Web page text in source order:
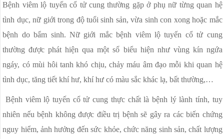
Bệnh viêm lộ tuyến cổ tử cung thường gặp ở phụ nữ từng quan hệ
tình dục, nữ giới trong độ tuổi sinh sản, vừa sinh con xong hoặc mắc
bệnh do bẩm sinh. Nữ giới mắc bệnh viêm lộ tuyến cổ tử cung
thường được phát hiện qua một số biểu hiện như vùng kín ngứa
ngáy, có mùi hôi tanh khó chịu, chảy máu âm đạo mỗi khi quan hệ
tình dục, tăng tiết khí hư, khí hư có màu sắc khác lạ, bất thường,…
Bệnh viêm lộ tuyến cổ tử cung thực chất là bệnh lý lành tính, tuy
nhiên nếu bệnh không được điều trị bệnh sẽ gây ra các biến chứng
nguy hiểm, ảnh hưởng đến sức khỏe, chức năng sinh sản, chất lượng